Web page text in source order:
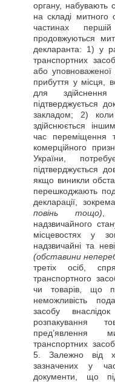
органу, набувають
на складі митного
частинах
продовжуються
декларанта: 1) у
транспортних
або
прибуття у місця,
для
підтверджується
закладом; 2)
здійснюється
час переміщення
комерційного
України,
підтверджується
якщо виникли
перешкоджають
декларації,
повінь тощо) ,
надзвичайного
місцевостях у
надзвичайні та
(обставини
третіх осіб,
транспортного
чи товарів, що
неможливість
засобу
розпакування
пред’явлення
транспортних
5. Залежно від
зазначених у
документи, що